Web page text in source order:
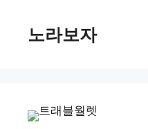
노라보자